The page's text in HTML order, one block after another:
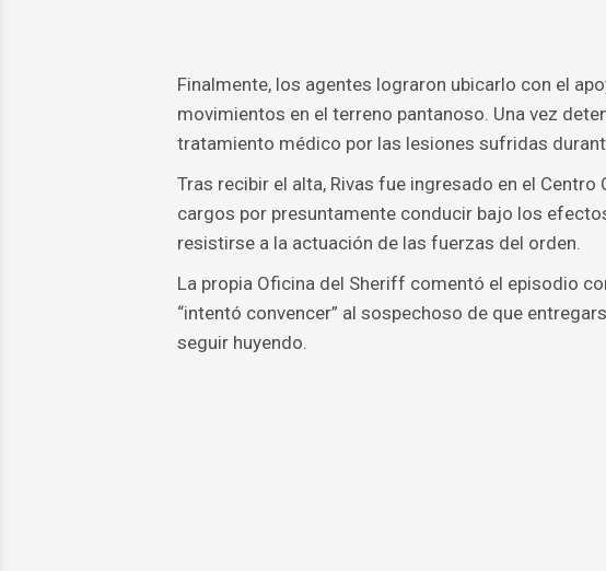
Finalmente, los agentes lograron ubicarlo con el
movimientos en el terreno pantanoso. Una vez
tratamiento médico por las lesiones sufridas
Tras recibir el alta, Rivas fue ingresado en el
cargos por presuntamente conducir bajo los
resistirse a la actuación de las fuerzas del orden.
La propia Oficina del Sheriff comentó el episodio
“intentó convencer” al sospechoso de que
seguir huyendo.